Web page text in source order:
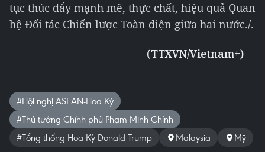
tục thúc đẩy mạnh mẽ, thực chất, hiệu quả Quan
hệ Đối tác Chiến lược Toàn diện giữa hai nước./.
(TTXVN/Vietnam+)
#Hội nghị ASEAN-Hoa Kỳ
#Thủ tướng Chính phủ Phạm Minh Chính
#Tổng thống Hoa Kỳ Donald Trump
Malaysia Mỹ